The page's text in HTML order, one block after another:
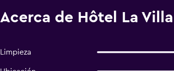
Acerca de Hôtel La
Limpieza